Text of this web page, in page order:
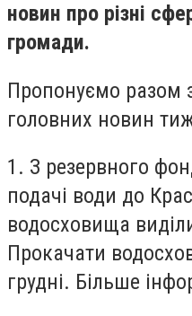
новин про різні
громади.
Пропонуємо разом
головних новин
1. З резервного
подачі води до
водосховища
Прокачати
грудні. Більше